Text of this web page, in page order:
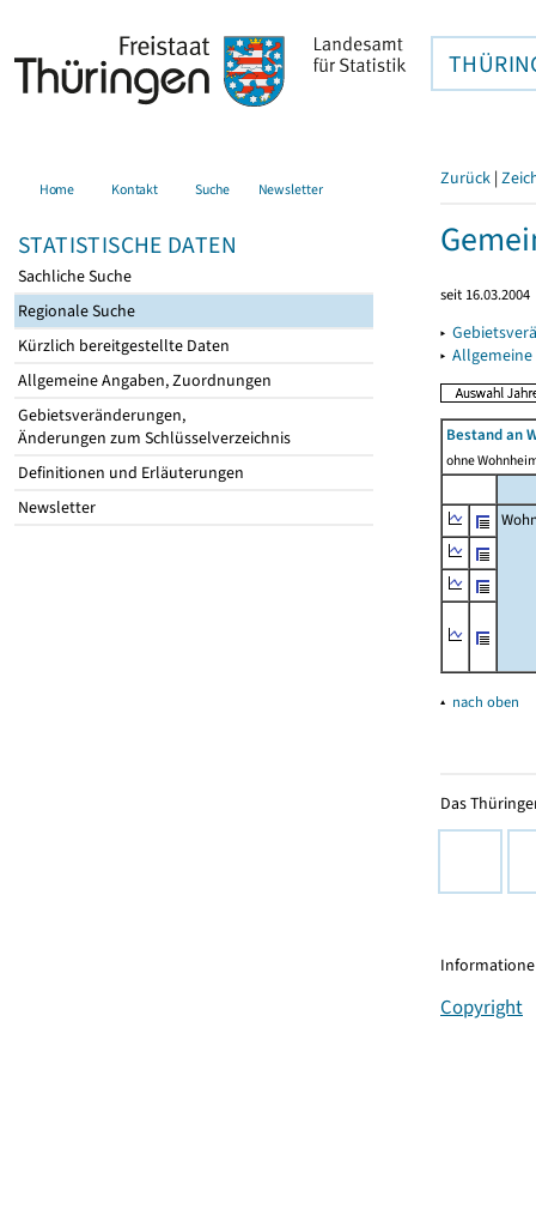
Home Kontakt Suche Newsletter
STATISTISCHE DATEN
Sachliche Suche
Regionale Suche
Kürzlich bereitgestellte Daten
Allgemeine Angaben, Zuordnungen
Gebietsveränderungen,
Änderungen zum Schlüsselverzeichnis
Definitionen und Erläuterungen
Newsletter
Zurück |
seit 16.03.2004
▸
▸
Bestand an
ohne
▴ nach oben
Das
Copyright